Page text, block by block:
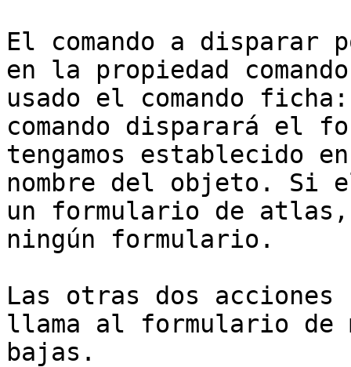
El comando a disparar
en la propiedad
usado el comando
comando disparará el
tengamos establecido
nombre del objeto. Si
un formulario de
ningún formulario.
Las otras dos
llama al formulario
bajas.